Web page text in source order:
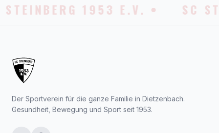
STEINBERG 1953 E.V. • SC
Der Sportverein für die ganze Familie in Dietzenbach.
Gesundheit, Bewegung und Sport seit 1953.